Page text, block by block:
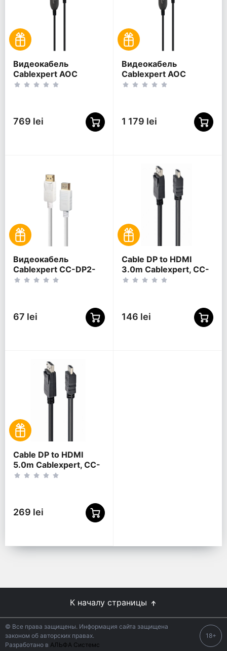
Видеокабель
Cablexpert AOC
Premium Series,
769 lei
Видеокабель
Cablexpert AOC
Premium Series,
1 179 lei
Видеокабель
Cablexpert CC-DP2-
6-W, DisplayPort (M) -
67 lei
Cable DP to HDMI
3.0m Cablexpert, CC-
DP-HDMI-3M
146 lei
Cable DP to HDMI
5.0m Cablexpert, CC-
DP-HDMI-5M
269 lei
К началу страницы
© Все права защищены. Информация сайта защищена
законом об авторских правах.
Разработано в АЛЬФА Системс
18+